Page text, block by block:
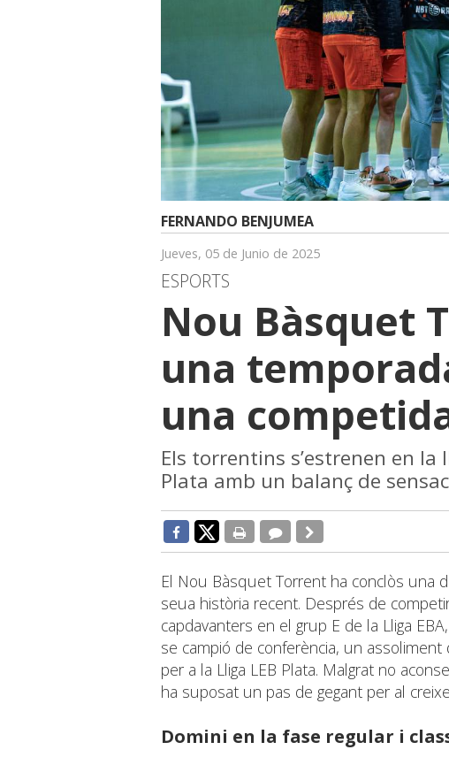
FERNANDO BENJUMEA
Jueves, 05 de Junio de 2025
ESPORTS
Nou Bàsquet
una
una
Els torrentins s’estrenen en
Plata amb un balanç de
El Nou Bàsquet Torrent ha conclòs una
seua història recent. Després de
capdavanters en el grup E de la Lliga
se campió de conferència, un
per a la Lliga LEB Plata. Malgrat no
ha suposat un pas de gegant per al
Domini en la fase regular i